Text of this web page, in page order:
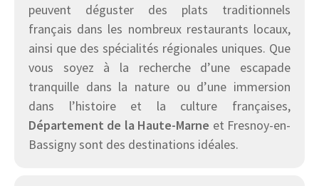
peuvent déguster des plats traditionnels
français dans les nombreux restaurants locaux,
ainsi que des spécialités régionales uniques. Que
vous soyez à la recherche d’une escapade
tranquille dans la nature ou d’une immersion
dans l’histoire et la culture françaises,
Département de la Haute-Marne et Fresnoy-en-
Bassigny sont des destinations idéales.